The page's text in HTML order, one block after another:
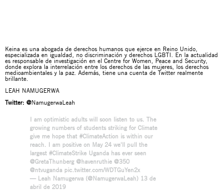
Keina es una abogada de derechos humanos que ejerce en Reino Unido,
especializada en igualdad, no discriminación y derechos LGBTI. En la actualidad
es responsable de investigación en el Centre for Women, Peace and Security,
donde explora la interrelación entre los derechos de las mujeres, los derechos
medioambientales y la paz. Además, tiene una cuenta de Twitter realmente
brillante.
LEAH NAMUGERWA
Twitter: @NamugerwaLeah
I am optimistic adults will soon listen to us. The
growing numbers of students striking for Climate
give me hope that #ClimateAction is within our
reach. I am positive on May 24 we'll pull the
largest #ClimateStrike Uganda has ever seen
@GretaThunberg @havenruthie @350
@ntvuganda pic.twitter.com/WDTGuYen2x
— Leah Namugerwa (@NamugerwaLeah) 13 de
abril de 2019